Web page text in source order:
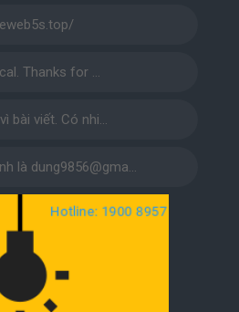
Thanks for …
bài viết. Có nhi…
là dung9856@gma…